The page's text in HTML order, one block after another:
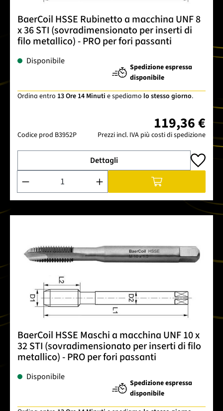
BaerCoil HSSE Rubinetto a macchina UNF 8
x 36 STI (sovradimensionato per inserti di
filo metallico) - PRO per fori passanti
Disponibile
Spedizione espressa
disponibile
Ordina entro 13 Ore 14 Minuti e spediamo lo stesso giorno.
Codice prod B3952P
119,36 €
Prezzi incl. IVA più costi di spedizione
Dettagli
Quantità del prodotto: inserisci la quantità desiderata o
BaerCoil HSSE Maschi a macchina UNF 10 x
32 STI (sovradimensionato per inserti di filo
metallico) - PRO per fori passanti
Disponibile
Spedizione espressa
disponibile